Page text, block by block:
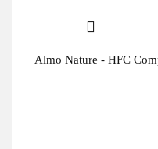
Almo Nature - HFC